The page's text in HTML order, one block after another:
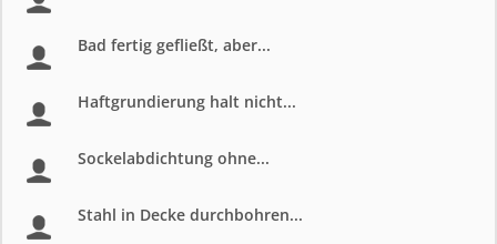
Bad fertig gefließt, aber...
Haftgrundierung halt nicht...
Sockelabdichtung ohne...
Stahl in Decke durchbohren...